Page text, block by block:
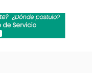
decirlo": Gissella